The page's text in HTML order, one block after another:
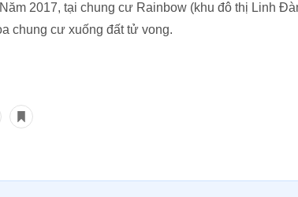
2017, tại chung cư Rainbow (khu đô thị Linh
chung cư xuống đất tử vong.